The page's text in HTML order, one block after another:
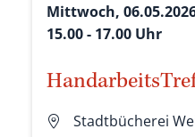
Mittwoch,
15.00 - 17.00 Uhr
Stadtbücherei